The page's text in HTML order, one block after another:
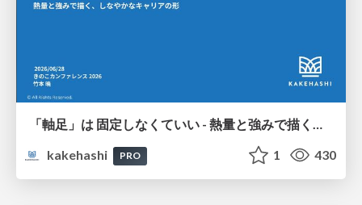
「軸足」は 固定しなくていい - 熱量と強みで描く、しなやかなキャリアの形
kakehashi
PRO 1 430